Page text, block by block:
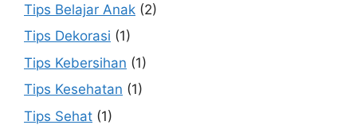
Tips Belajar Anak (2)
Tips Dekorasi (1)
Tips Kebersihan (1)
Tips Kesehatan (1)
Tips Sehat (1)